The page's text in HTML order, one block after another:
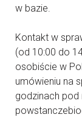
w bazie.
Kontakt w
(od 10:00 do
osobiście w
umówieniu na
godzinach pod